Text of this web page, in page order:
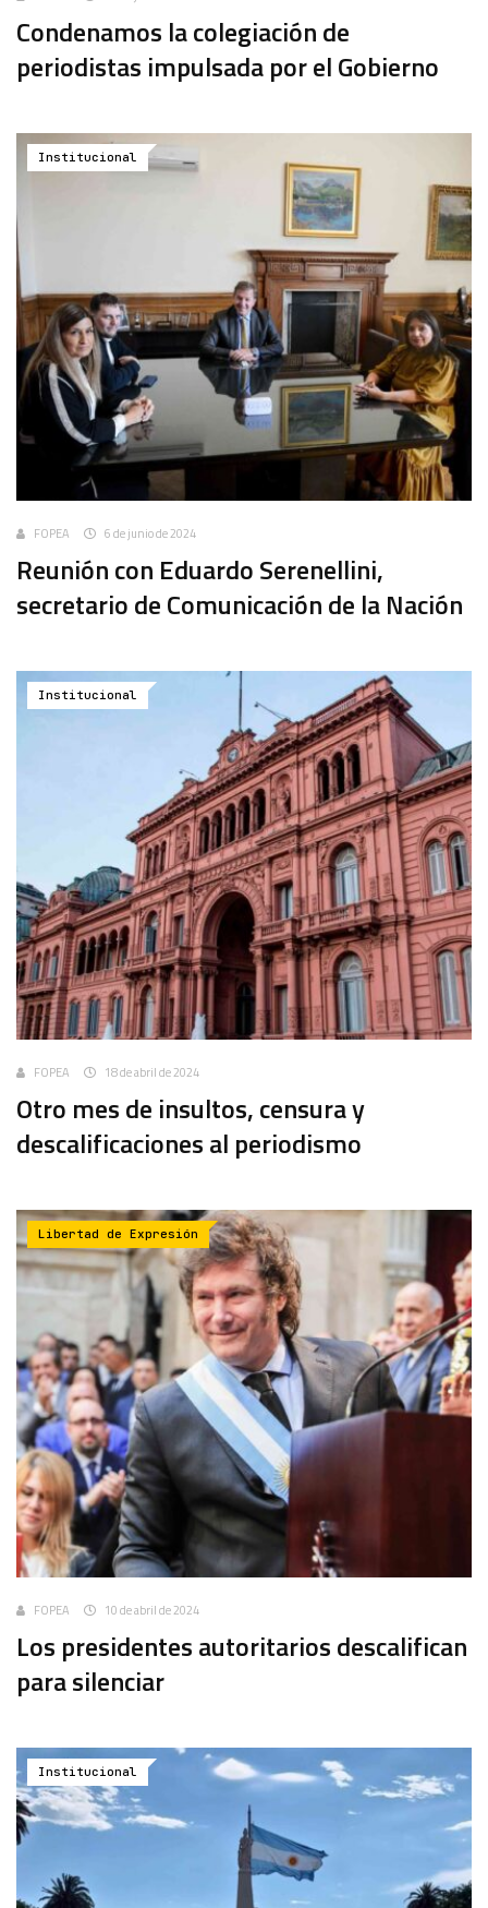
Condenamos la colegiación de
periodistas impulsada por el Gobierno
Institucional
FOPEA 6 de junio de 2024
Reunión con Eduardo Serenellini,
secretario de Comunicación de la Nación
Institucional
FOPEA 18 de abril de 2024
Otro mes de insultos, censura y
descalificaciones al periodismo
Libertad de Expresión
FOPEA 10 de abril de 2024
Los presidentes autoritarios descalifican
para silenciar
Institucional